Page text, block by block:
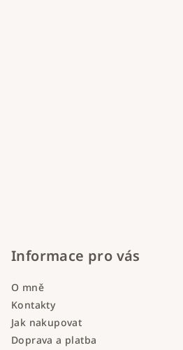
Informace pro vás
O mně
Kontakty
Jak nakupovat
Doprava a platba